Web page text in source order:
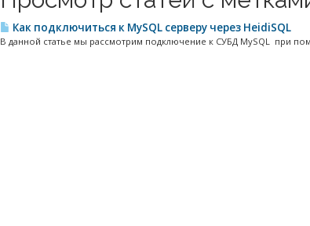
Как подключиться к MySQL серверу через HeidiSQL
В данной статье мы рассмотрим подключение к СУБД MySQL при